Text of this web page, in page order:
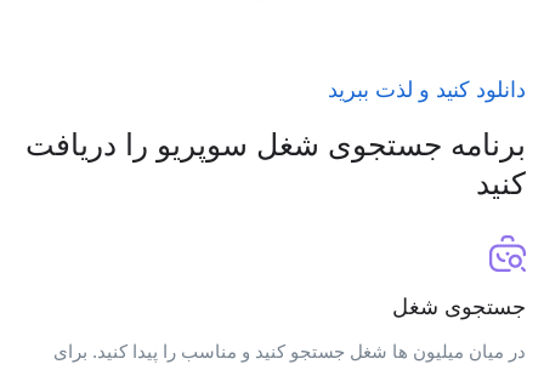
دانلود کنید و لذت ببرید
برنامه جستجوی شغل سوپریو را دریافت
کنید
جستجوی شغل
در میان میلیون ها شغل جستجو کنید و مناسب را پیدا کنید. برای